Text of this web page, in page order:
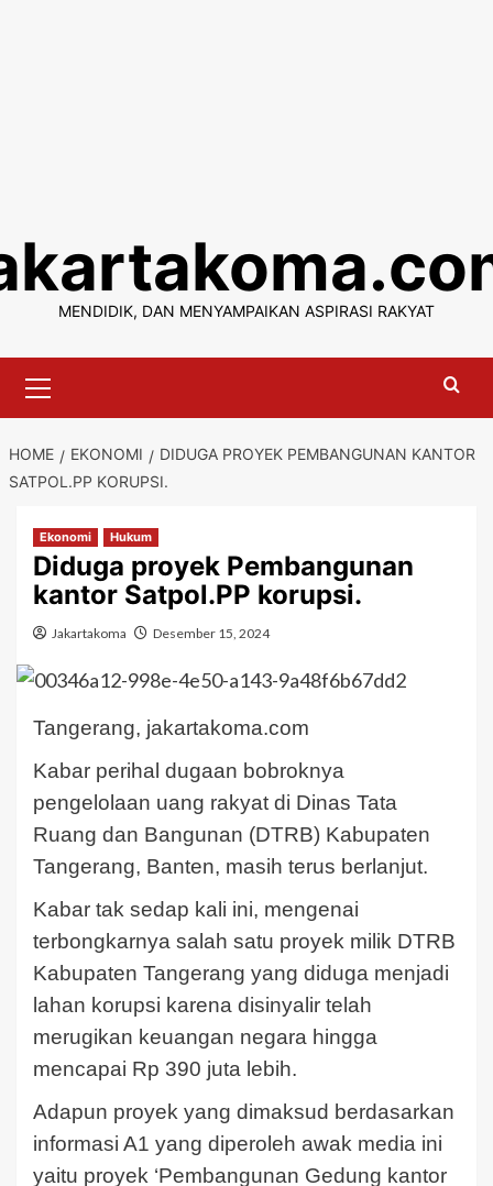
content
MENDIDIK, DAN MENYAMPAIKAN ASPIRASI RAKYAT
Menu
HOME EKONOMI
DIDUGA PROYEK PEMBANGUNAN KANTOR
SATPOL.PP KORUPSI.
Ekonomi Hukum
Diduga proyek Pembangunan
kantor Satpol.PP korupsi.
Jakartakoma Desember 15, 2024
Tangerang, jakartakoma.com
Kabar perihal dugaan bobroknya
pengelolaan uang rakyat di Dinas Tata
Ruang dan Bangunan (DTRB) Kabupaten
Tangerang, Banten, masih terus berlanjut.
Kabar tak sedap kali ini, mengenai
terbongkarnya salah satu proyek milik DTRB
Kabupaten Tangerang yang diduga menjadi
lahan korupsi karena disinyalir telah
merugikan keuangan negara hingga
mencapai Rp 390 juta lebih.
Adapun proyek yang dimaksud berdasarkan
informasi A1 yang diperoleh awak media ini
yaitu proyek ‘Pembangunan Gedung kantor